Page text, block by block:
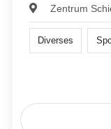
Zentrum
Diverses